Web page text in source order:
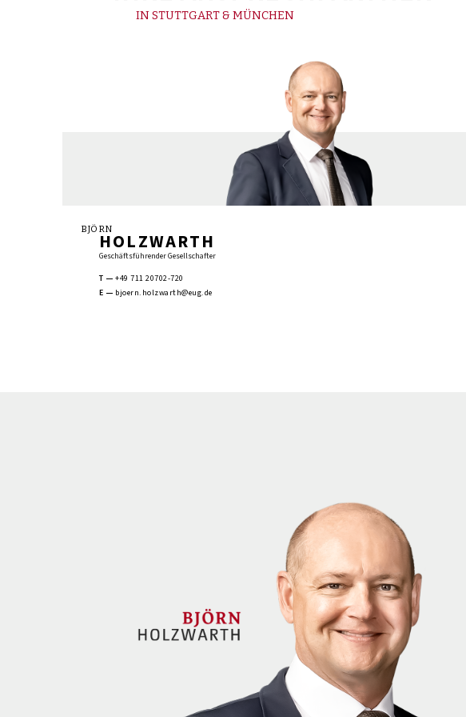
IN STUTTGART & MÜNCHEN
BJÖRN
HOLZWARTH
Geschäftsführender Gesellschafter
T
+49 711 20702-720
E
bjoern.holzwarth@eug.de